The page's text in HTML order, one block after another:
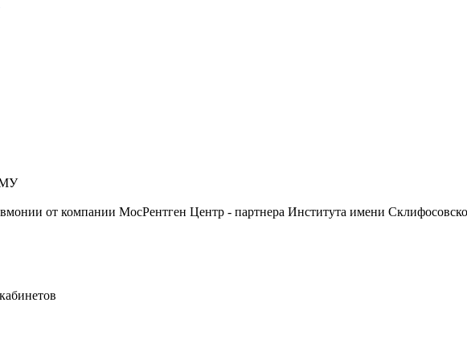
от компании МосРентген Центр - партнера Института имени